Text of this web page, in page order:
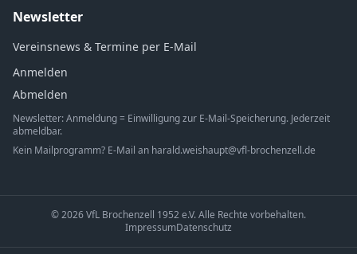
Newsletter
Vereinsnews & Termine per E-Mail
Anmelden
Abmelden
Newsletter: Anmeldung = Einwilligung zur E-Mail-Speicherung. Jederzeit
abmeldbar.
Kein Mailprogramm? E-Mail an harald.weishaupt@vfl-brochenzell.de
© 2026 VfL Brochenzell 1952 e.V. Alle Rechte vorbehalten.
ImpressumDatenschutz